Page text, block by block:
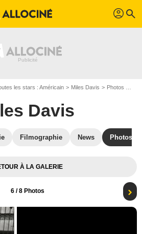
profil search
les stars : Américain Miles Davis Photos de Miles Davis
Davis
Filmographie News Photos
À LA GALERIE
6 / 8 Photos